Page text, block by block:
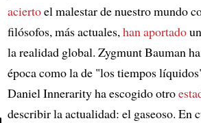
aciertoel malestar de nuestro mundo
filósofos, más actuales,han aportado
la realidad global. Zygmunt Bauman
época como la de "los tiempos
Daniel Innerarity ha escogido otro
describir la actualidad: el gaseoso. En